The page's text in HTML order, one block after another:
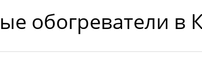
обогреватели в